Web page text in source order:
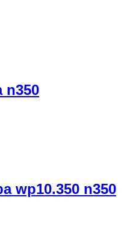
n350
wp10.350 n350